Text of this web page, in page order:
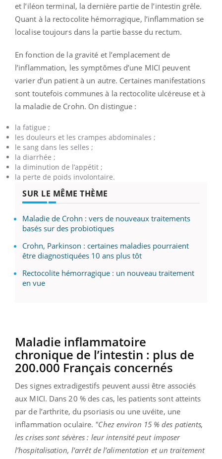
et l’iléon terminal, la dernière partie de l’intestin grêle.
Quant à la rectocolite hémorragique, l’inflammation se
localise toujours dans la partie basse du rectum.
En fonction de la gravité et l’emplacement de
l’inflammation, les symptômes d’une MICI peuvent
varier d’un patient à un autre. Certaines manifestations
sont toutefois communes à la rectocolite ulcéreuse et à
la maladie de Crohn. On distingue :
la fatigue ;
les douleurs et les crampes abdominales ;
le sang dans les selles ;
la diarrhée ;
la diminution de l’appétit ;
la perte de poids involontaire.
SUR LE MÊME THÈME
Maladie de Crohn : vers de nouveaux traitements
basés sur des probiotiques
Crohn, Parkinson : certaines maladies pourraient
être diagnostiquées 10 ans plus tôt
Rectocolite hémorragique : un nouveau traitement
en vue
Maladie inflammatoire
chronique de l’intestin : plus de
200.000 Français concernés
Des signes extradigestifs peuvent aussi être associés
aux MICI. Dans 20 % des cas, les patients sont atteints
par de l’arthrite, du psoriasis ou une uvéite, une
inflammation oculaire. "Chez environ 15 % des patients,
les crises sont sévères : leur intensité peut imposer
l’hospitalisation, l’arrêt de l’alimentation et un traitement